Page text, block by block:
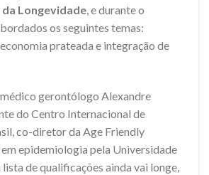
da Longevidade, e durante o
os seguintes temas:
prateada e integração de
gerontólogo Alexandre
do Centro Internacional de
co-diretor da Age Friendly
epidemiologia pela Universidade
de qualificações ainda vai longe,